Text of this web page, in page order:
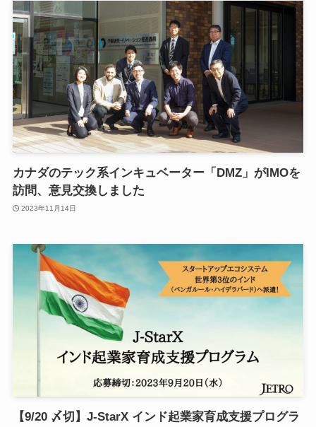
カナダのテック系インキュベーター「DMZ」がIMOを
訪問、意見交換しました
2023年11月14日
【9/20 〆切】J-StarX インド起業家育成支援プログラ